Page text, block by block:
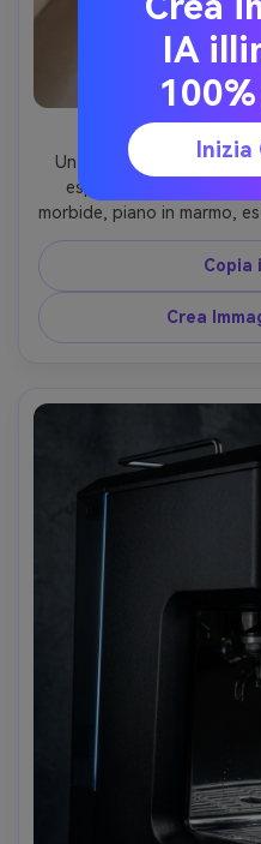
Un latte con latte art a
espresos moderna,
morbide, piano in marmo,
Sony A7C, 35mm, f/2,
Copia
Crea
IA